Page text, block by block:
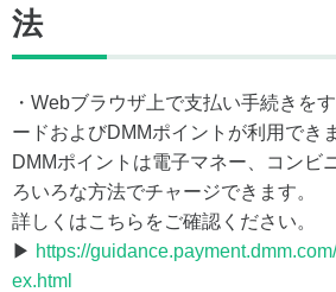
法
・Webブラウザ上で支払い手続きを
ードおよびDMMポイントが利用でき
DMMポイントは電子マネー、コンビ
ろいろな方法でチャージできます。
詳しくはこちらをご確認ください。
▶ https://
ex.html